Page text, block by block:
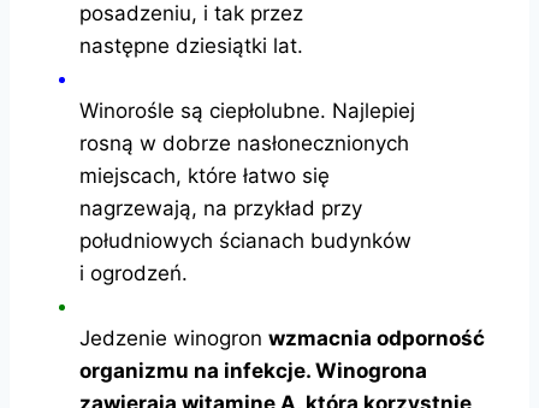
posadzeniu, i tak przez
następne dziesiątki lat.
Winorośle są ciepłolubne. Najlepiej
rosną w dobrze nasłonecznionych
miejscach, które łatwo się
nagrzewają, na przykład przy
południowych ścianach budynków
i ogrodzeń.
Jedzenie winogron wzmacnia odporność
organizmu na infekcje. Winogrona